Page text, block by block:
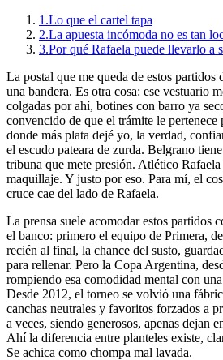
1.Lo que el cartel tapa
2.La apuesta incómoda no es tan
3.Por qué Rafaela puede llevarlo a
La postal que me queda de estos partidos
una bandera. Es otra cosa: ese vestuario
colgadas por ahí, botines con barro ya
convencido de que el trámite le
donde más plata dejé yo, la verdad,
el escudo pateara de zurda. Belgrano
tribuna que mete presión. Atlético
maquillaje. Y justo por eso. Para mí, el
cruce cae del lado de Rafaela.
La prensa suele acomodar estos partidos
el banco: primero el equipo de Primera,
recién al final, la chance del susto,
para rellenar. Pero la Copa Argentina,
rompiendo esa comodidad mental con
Desde 2012, el torneo se volvió una
canchas neutrales y favoritos forzados a
a veces, siendo generosos, apenas dejan
Ahí la diferencia entre planteles existe,
Se achica como chompa mal lavada.